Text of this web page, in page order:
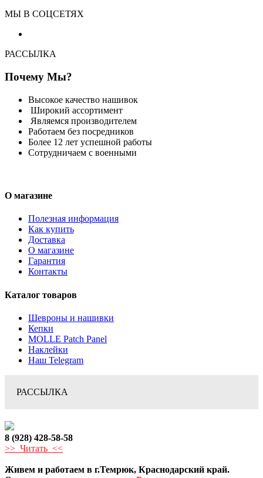
МЫ В СОЦСЕТЯХ
РАССЫЛКА
Почему Мы?
Высокое качество нашивок
Широкий ассортимент
Являемся производителем
Работаем без посредников
Более 12 лет успешной работы
Сотрудничаем с военными
О магазине
Полезная информация
Как купить
Доставка
О магазине
Гарантия
Контакты
Каталог товаров
Шевроны и нашивки
Кепки
MOLLE Patch Panel
Наклейки
Наш Telegram
РАССЫЛКА
8 (928) 428-58-58
>> Читать <<
Живем и работаем в г.Темрюк, Краснодарский край.